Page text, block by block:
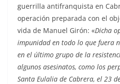
guerrilla antifranquista en
operación preparada con el
vida de Manuel Girón: «Dicha
impunidad en todo lo que fuera
en el último grupo de la
algunos asesinatos, como los
Santa Eulalia de Cabrera, el 23